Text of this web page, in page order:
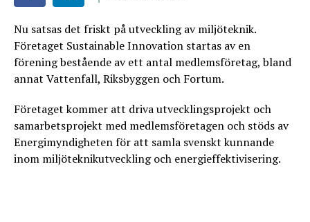
Nu satsas det friskt på utveckling av miljöteknik.
Företaget Sustainable Innovation startas av en
förening bestående av ett antal medlemsföretag, bland
annat Vattenfall, Riksbyggen och Fortum.
Företaget kommer att driva utvecklingsprojekt och
samarbetsprojekt med medlemsföretagen och stöds av
Energimyndigheten för att samla svenskt kunnande
inom miljöteknikutveckling och energieffektivisering.